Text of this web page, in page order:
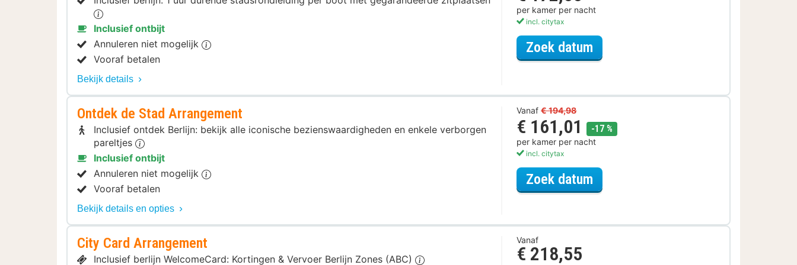
Inclusief ontbijt
Annuleren niet mogelijk
Vooraf betalen
Bekijk details
per kamer per nacht
incl. citytax
Zoek datum
Ontdek de Stad Arrangement
Inclusief ontdek Berlijn: bekijk alle iconische bezienswaardigheden en enkele verborgen
pareltjes
Inclusief ontbijt
Annuleren niet mogelijk
Vooraf betalen
Bekijk details en opties
Vanaf € 194,98
€ 161,01 -17 %
per kamer per nacht
incl. citytax
Zoek datum
City Card Arrangement
Inclusief berlijn WelcomeCard: Kortingen & Vervoer Berlijn Zones (ABC)
Vanaf
€ 218,55